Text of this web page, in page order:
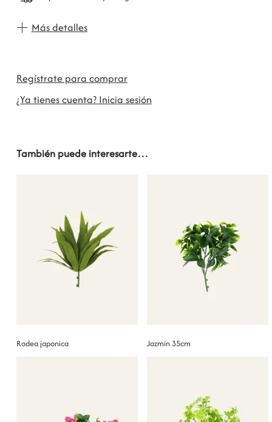
Más detalles
Regístrate para comprar
¿Ya tienes cuenta? Inicia sesión
También puede interesarte…
Rodea japonica Jazmín 35cm